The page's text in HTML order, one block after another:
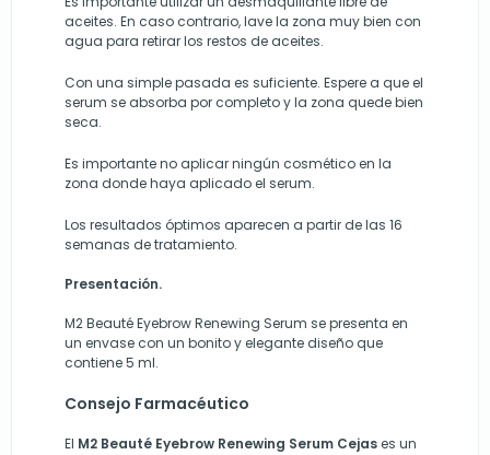
aceites. En caso contrario, lave la zona muy bien con
agua para retirar los restos de aceites.
Con una simple pasada es suficiente. Espere a que el
serum se absorba por completo y la zona quede bien
seca.
Es importante no aplicar ningún cosmético en la
zona donde haya aplicado el serum.
Los resultados óptimos aparecen a partir de las 16
semanas de tratamiento.
Presentación.
M2 Beauté Eyebrow Renewing Serum se presenta en
un envase con un bonito y elegante diseño que
contiene 5 ml.
Consejo Farmacéutico
El M2 Beauté Eyebrow Renewing Serum Cejases un